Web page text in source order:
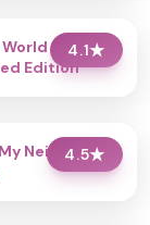
4.1★
World
Edition
4.5★
Neighbor: